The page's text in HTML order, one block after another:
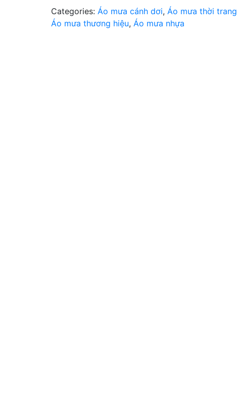
Categories: Áo mưa cánh dơi, Áo mưa thời trang
Áo mưa thương hiệu, Áo mưa nhựa